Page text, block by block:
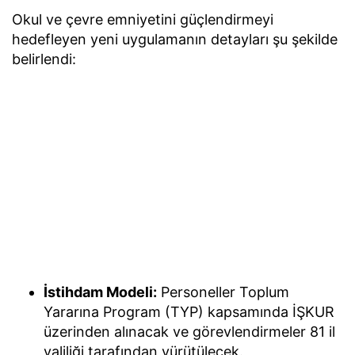
Okul ve çevre emniyetini güçlendirmeyi
hedefleyen yeni uygulamanın detayları şu şekilde
belirlendi:
İstihdam Modeli: Personeller Toplum
Yararına Program (TYP) kapsamında İŞKUR
üzerinden alınacak ve görevlendirmeler 81 il
valiliği tarafından yürütülecek.